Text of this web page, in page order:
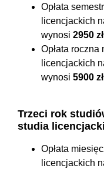
Opłata
licencjackich
wynosi 2950 zł
Opłata
licencjackich
wynosi 5900 zł
Trzeci rok
studia
Opłata
licencjackich